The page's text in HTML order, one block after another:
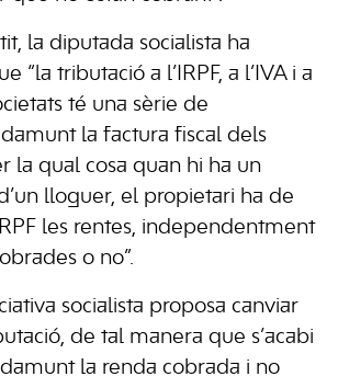
la diputada socialista ha
“la tributació a l’IRPF, a l’IVA i a
té una sèrie de
la factura fiscal dels
la qual cosa quan hi ha un
lloguer, el propietari ha de
les rentes, independentment
o no”.
socialista proposa canviar
de tal manera que s’acabi
damunt la renda cobrada i no